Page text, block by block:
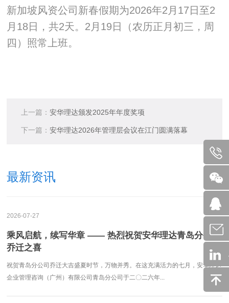
新加坡风资公司新春假期为2026年2月17日至2
月18日，共2天。2月19日（农历正月初三，周
四）照常上班。
上一篇：安华理达颁发2025年年度奖项
下一篇：安华理达2026年管理层会议在江门圆满落幕
最新资讯
2026-07-27
乘风启航，续写华章 —— 热烈祝贺安华理达青岛分公司
乔迁之喜
祝贺青岛分公司乔迁大吉盛夏时节，万物并秀。在这充满活力的七月，安华理达
企业管理咨询（广州）有限公司青岛分公司于二〇二六年...